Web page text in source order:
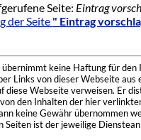
Seite: Eintrag
der Seite " Eintrag
keine Haftung für den
Links von dieser Webseite aus
diese Webseite verweisen. Er
den Inhalten der hier
keine Gewähr übernommen
Seiten ist der jeweilige